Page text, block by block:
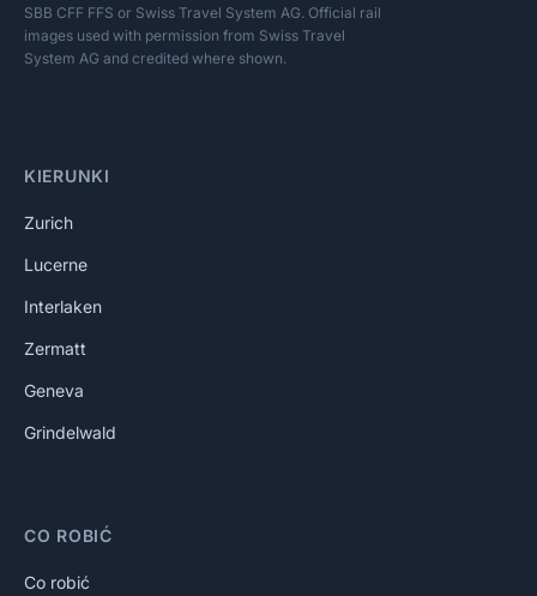
SBB CFF FFS or Swiss Travel System AG. Official rail
images used with permission from Swiss Travel
System AG and credited where shown.
KIERUNKI
Zurich
Lucerne
Interlaken
Zermatt
Geneva
Grindelwald
CO ROBIĆ
Co robić